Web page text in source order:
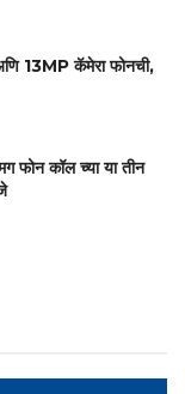
13MP कॅमेरा फोनची,
फोन कॉल च्या या तीन